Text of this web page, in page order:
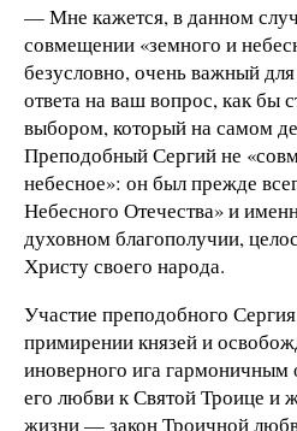
— Мне кажется, в данном
совмещении «земного и
безусловно, очень важный
ответа на ваш вопрос, как бы
выбором, который на самом
Преподобный Сергий не
небесное»: он был прежде
Небесного Отечества» и
духовном благополучии,
Христу своего народа.
Участие преподобного
примирении князей и
иноверного ига гармоничным
его любви к Святой Троице и
жизни — закон Троичной